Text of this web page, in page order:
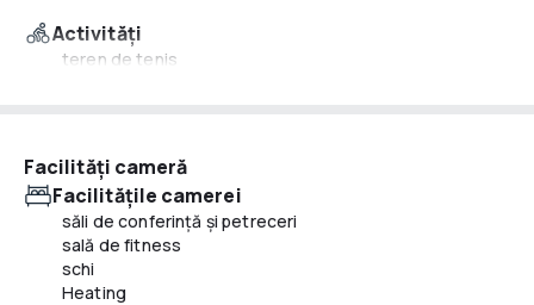
Activităţi
teren de tenis
Mâncăruri și băuturi
room service
meniuri cu diete speciale (la cerere)
automat (băuturi)
Piscină și wellness
Facilităţi cameră
Facilităţile camerei
săli de conferinţă şi petreceri
sală de fitness
schi
Heating